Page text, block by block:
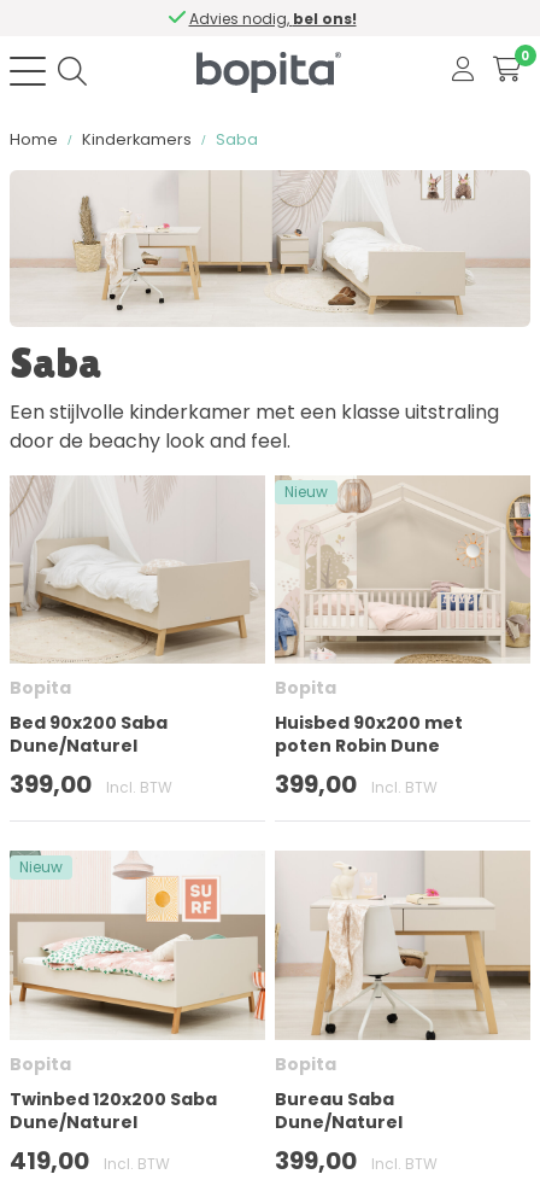
Advies nodig, bel ons!
0
Home Kinderkamers Saba
Sorteer op
Materiaal
Bevat softclose
Aantal lades
Aantal deuren
Matrasmaat (cm)
Hoogte
Op voorraad
Merk
Filter toepassen
Saba
Een stijlvolle kinderkamer met een klasse uitstraling
door de beachy look and feel.
Bopita
Bed 90x200 Saba
Dune/Naturel
399,00 Incl. BTW
Nieuw
Bopita
Huisbed 90x200 met
poten Robin Dune
399,00 Incl. BTW
Nieuw
Bopita
Twinbed 120x200 Saba
Dune/Naturel
419,00 Incl. BTW
Bopita
Bureau Saba
Dune/Naturel
399,00 Incl. BTW